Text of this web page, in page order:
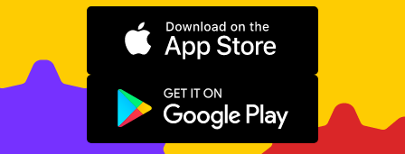
Descargar en App Store
Disponible en Google Play